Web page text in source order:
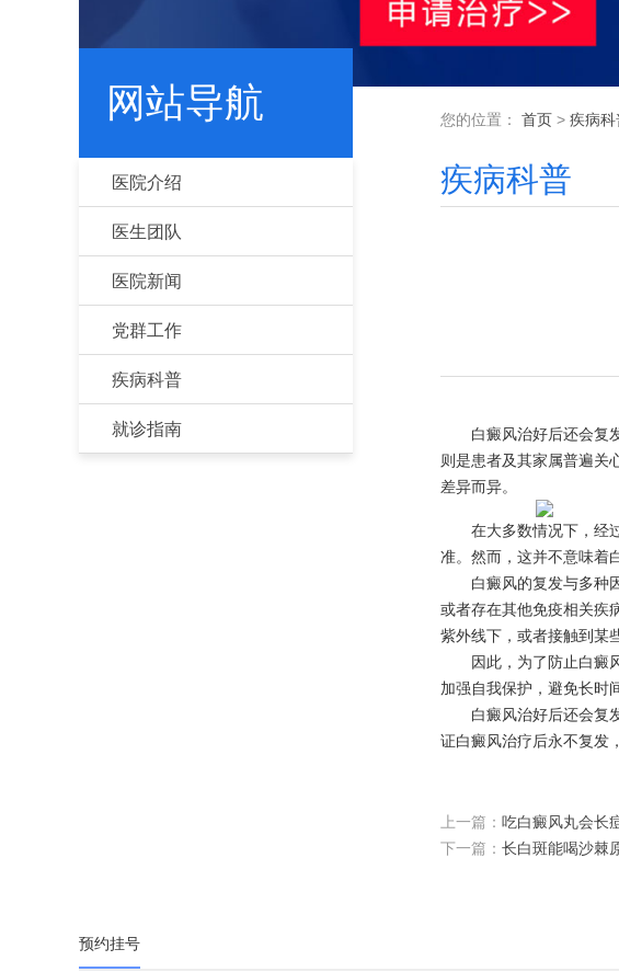
网站导航
医院介绍
医生团队
医院新闻
党群工作
疾病科普
就诊指南
您的位置： 首页 > 疾病科
疾病科普
白癜风治好后还会复
则是患者及其家属普遍关
差异而异。
在大多数情况下，经过
准。然而，这并不意味着
白癜风的复发与多种因
或者存在其他免疫相关疾
紫外线下，或者接触到某
因此，为了防止白癜风
加强自我保护，避免长时
白癜风治好后还会复
证白癜风治疗后永不复发
上一篇： 吃白癜风丸会长
下一篇： 长白斑能喝沙棘
预约挂号